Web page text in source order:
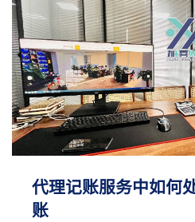
代理记账服务中如何
账